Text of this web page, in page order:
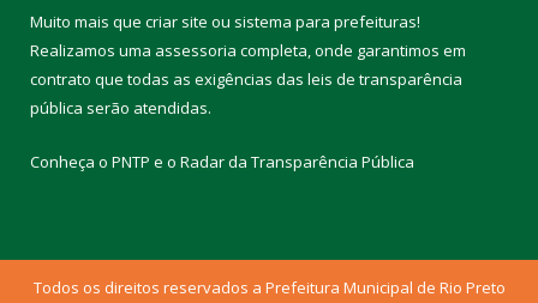
Muito mais que criar site ou sistema para prefeituras!
Realizamos uma assessoria completa, onde garantimos em
contrato que todas as exigências das leis de transparência
pública serão atendidas.
Conheça o PNTP e o Radar da Transparência Pública
Todos os direitos reservados a Prefeitura Municipal de Rio Preto